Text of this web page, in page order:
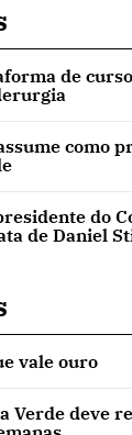
de
como
do
de Daniel
vale ouro
Verde deve